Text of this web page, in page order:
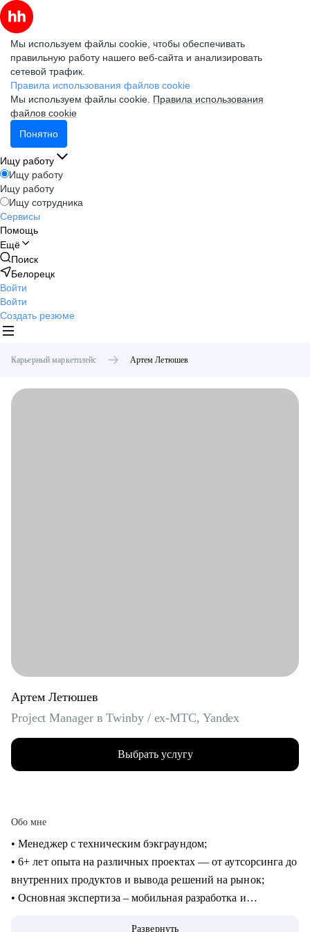
Мы используем файлы cookie, чтобы обеспечивать
правильную работу нашего веб-сайта и анализировать
сетевой трафик.
Правила использования файлов cookie
Мы используем файлы cookie. Правила использования
файлов cookie
Понятно
Ищу работу
Ищу работу
Ищу работу
Ищу сотрудника
Сервисы
Помощь
Ещё
Поиск
Белорецк
Войти
Войти
Создать резюме
Карьерный маркетплейс Артем Летюшев
Артем Летюшев
Project Manager в Twinby / ex-MTC, Yandex
Выбрать услугу
Обо мне
• Менеджер с техническим бэкграундом;
• 6+ лет опыта на различных проектах — от аутсорсинга до
внутренних продуктов и вывода решений на рынок;
• Основная экспертиза – мобильная разработка и
Развернуть